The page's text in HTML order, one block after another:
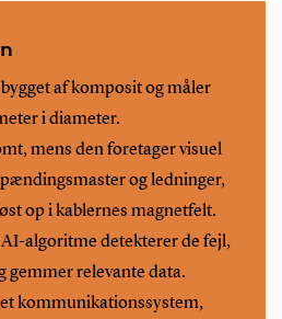
af komposit og måler
i diameter.
mens den foretager visuel
og ledninger,
op i kablernes magnetfelt.
algoritme detekterer de fejl,
gemmer relevante data.
kommunikationssystem,